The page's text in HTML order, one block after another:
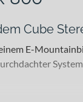
Cube
E-